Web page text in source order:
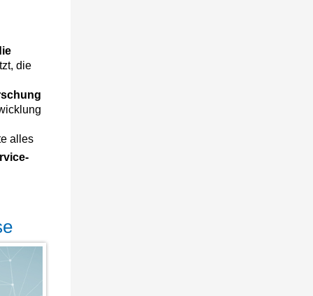
die
alles